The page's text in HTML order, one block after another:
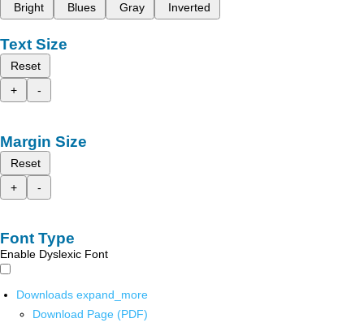
Bright
Blues Gray Inverted
Text Size
Reset
+
-
Margin Size
Reset
+
-
Font Type
Enable Dyslexic Font
Downloads expand_more
Download Page (PDF)